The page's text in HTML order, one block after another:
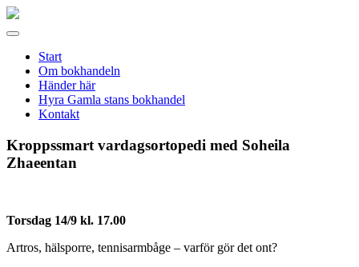
Gamla
Meny
Start
Om bokhandeln
Händer här
Hyra Gamla stans bokhandel
Kontakt
Kroppssmart vardagsortopedi med Soheila
Zhaeentan
Torsdag 14/9 kl. 17.00
Artros, hälsporre, tennisarmbåge – varför gör det ont?